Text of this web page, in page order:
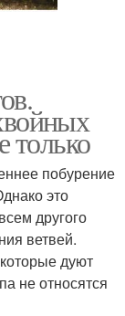
только
побурение
это
другого
ветвей.
дуют
не относятся